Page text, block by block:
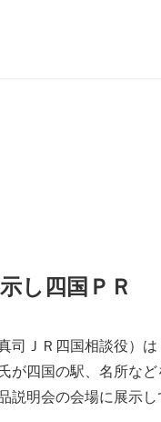
し四国ＰＲ
司ＪＲ四国相談役）は
が四国の駅、名所など
説明会の会場に展示